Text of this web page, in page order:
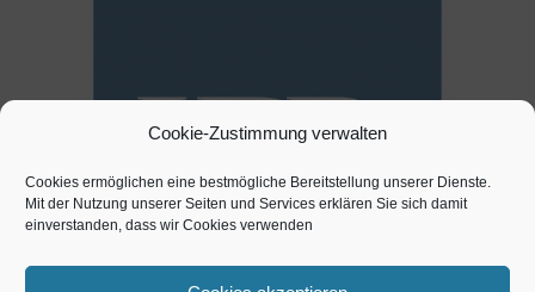
Cookie-Zustimmung verwalten
Cookies ermöglichen eine bestmögliche Bereitstellung unserer Dienste.
Mit der Nutzung unserer Seiten und Services erklären Sie sich damit
einverstanden, dass wir Cookies verwenden